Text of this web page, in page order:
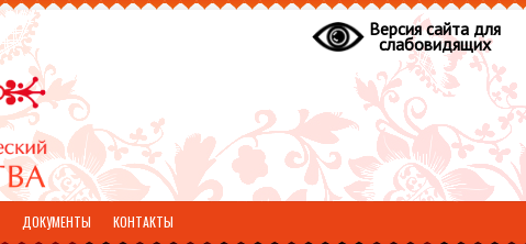
Версия сайта для
слабовидящих
ДОКУМЕНТЫ КОНТАКТЫ